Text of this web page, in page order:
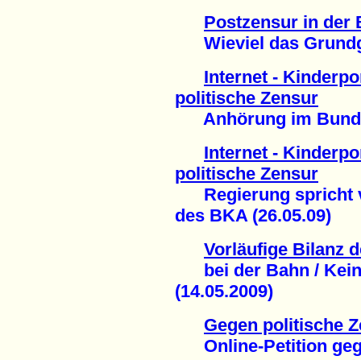
Postzensur in der
Wieviel das
Internet -
politische Zensur
Anhörung im
Internet -
politische Zensur
Regierung spricht
des BKA (26.05.09)
Vorläufige Bilanz
bei der Bahn /
(14.05.2009)
Gegen politische
Online-Petition